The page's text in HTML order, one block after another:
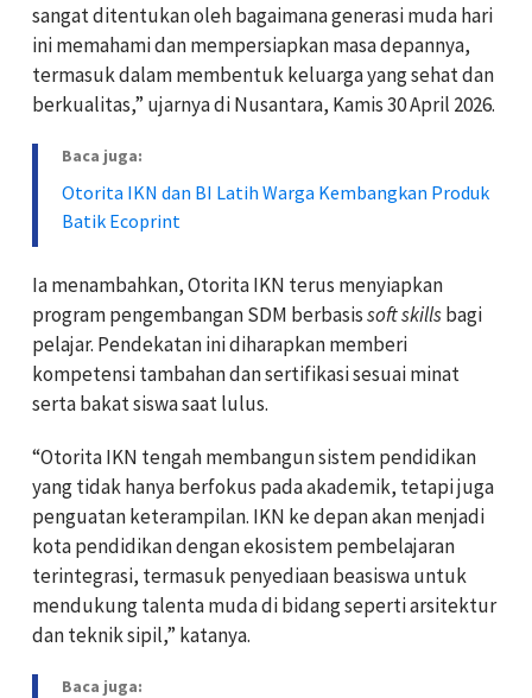
sangat ditentukan oleh bagaimana generasi muda hari
ini memahami dan mempersiapkan masa depannya,
termasuk dalam membentuk keluarga yang sehat dan
berkualitas,” ujarnya di Nusantara, Kamis 30 April 2026.
Baca juga:
Otorita IKN dan BI Latih Warga Kembangkan Produk
Batik Ecoprint
Ia menambahkan, Otorita IKN terus menyiapkan
program pengembangan SDM berbasissoft skillsbagi
pelajar. Pendekatan ini diharapkan memberi
kompetensi tambahan dan sertifikasi sesuai minat
serta bakat siswa saat lulus.
“Otorita IKN tengah membangun sistem pendidikan
yang tidak hanya berfokus pada akademik, tetapi juga
penguatan keterampilan. IKN ke depan akan menjadi
kota pendidikan dengan ekosistem pembelajaran
terintegrasi, termasuk penyediaan beasiswa untuk
mendukung talenta muda di bidang seperti arsitektur
dan teknik sipil,” katanya.
Baca juga: